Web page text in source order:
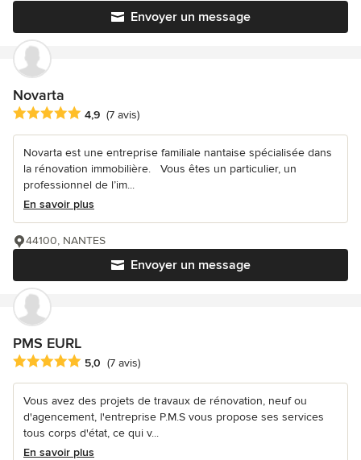
Envoyer un message
Novarta
Note moyenne : 4.9 étoiles sur 5
4,9 (7 avis)
Novarta est une entreprise familiale nantaise spécialisée dans
la rénovation immobilière. Vous êtes un particulier, un
professionnel de l’im...
En savoir plus
Envoyer un message
44100, NANTES
PMS EURL
Note moyenne : 5 étoiles sur 5
5,0 (7 avis)
Vous avez des projets de travaux de rénovation, neuf ou
d'agencement, l'entreprise P.M.S vous propose ses services
tous corps d'état, ce qui v...
En savoir plus